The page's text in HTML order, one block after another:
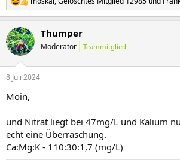
R
e
k
t
i
e
:
Thumper
Moderator Teammitglied
8 Juli 2024
Moin,
und Nitrat liegt bei 47mg/L und Kalium
echt eine Überraschung.
Ca:Mg:K - 110:30:1,7 (mg/L)